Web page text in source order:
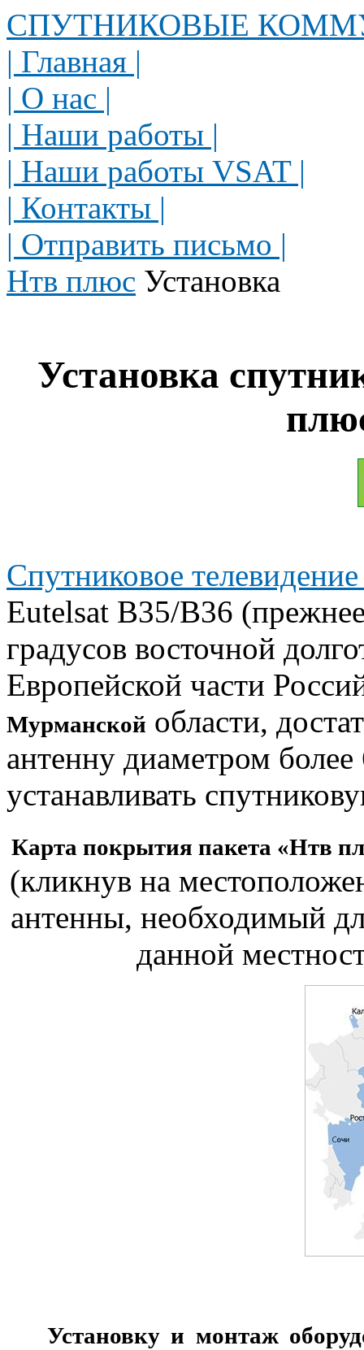
СПУТНИКОВЫЕ
| Главная |
| О нас |
| Наши работы |
| Наши работы VSAT |
| Контакты |
| Отправить письмо |
Нтв плюс Установка
Установка
Спутниковое
Eutelsat B35/B36
градусов восточной
Европейской части
Мурманской области,
антенну диаметром
устанавливать
Карта покрытия пакета «Нтв
(кликнув на
антенны, необходимый
данной
Установку и монтаж